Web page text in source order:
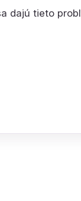
dajú tieto